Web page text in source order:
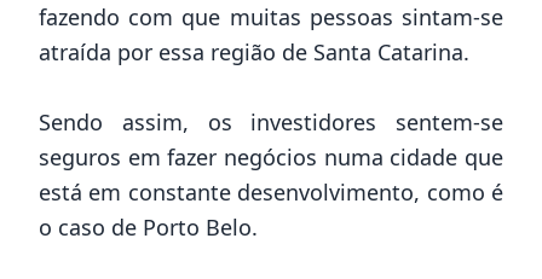
fazendo com que muitas pessoas sintam-se
atraída por essa região de Santa Catarina.
Sendo assim, os investidores sentem-se
seguros em fazer negócios numa cidade que
está em constante desenvolvimento, como é
o caso de Porto Belo.